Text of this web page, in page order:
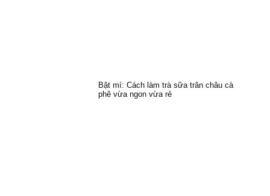
Bật mí: Cách làm trà sữa trân châu cà
phê vừa ngon vừa rẻ